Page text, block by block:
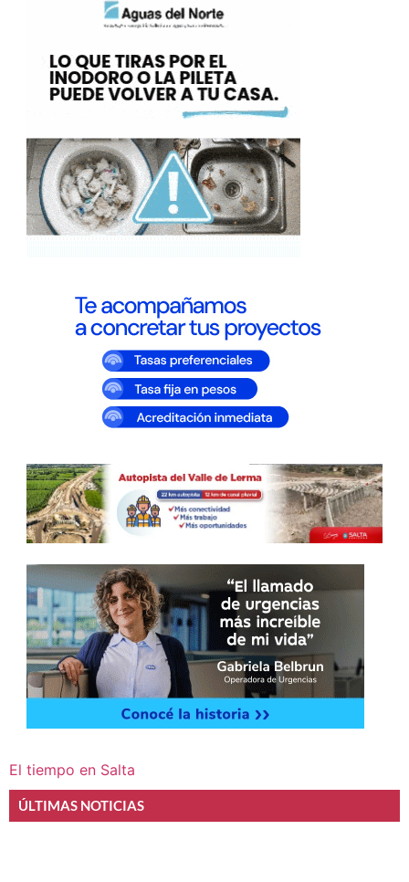
El tiempo en Salta
ÚLTIMAS NOTICIAS